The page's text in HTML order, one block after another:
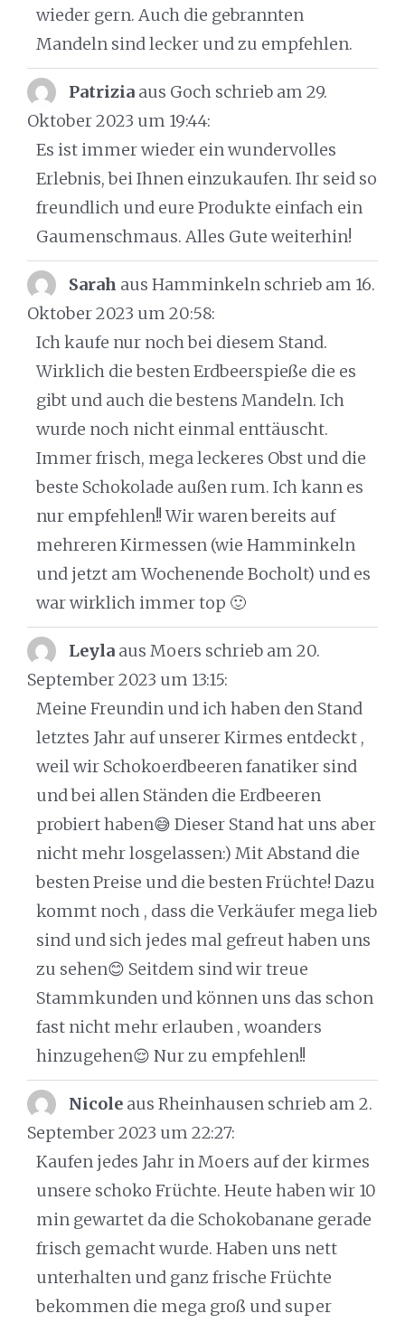
wieder gern. Auch die gebrannten
Mandeln sind lecker und zu empfehlen.
Patrizia aus Goch schrieb am 29.
Oktober 2023 um 19:44:
Es ist immer wieder ein wundervolles
Erlebnis, bei Ihnen einzukaufen. Ihr seid so
freundlich und eure Produkte einfach ein
Gaumenschmaus. Alles Gute weiterhin!
Sarah aus Hamminkeln schrieb am 16.
Oktober 2023 um 20:58:
Ich kaufe nur noch bei diesem Stand.
Wirklich die besten Erdbeerspieße die es
gibt und auch die bestens Mandeln. Ich
wurde noch nicht einmal enttäuscht.
Immer frisch, mega leckeres Obst und die
beste Schokolade außen rum. Ich kann es
nur empfehlen!! Wir waren bereits auf
mehreren Kirmessen (wie Hamminkeln
und jetzt am Wochenende Bocholt) und es
war wirklich immer top 🙂
Leyla aus Moers schrieb am 20.
September 2023 um 13:15:
Meine Freundin und ich haben den Stand
letztes Jahr auf unserer Kirmes entdeckt ,
weil wir Schokoerdbeeren fanatiker sind
und bei allen Ständen die Erdbeeren
probiert haben😅 Dieser Stand hat uns aber
nicht mehr losgelassen:) Mit Abstand die
besten Preise und die besten Früchte! Dazu
kommt noch , dass die Verkäufer mega lieb
sind und sich jedes mal gefreut haben uns
zu sehen😊 Seitdem sind wir treue
Stammkunden und können uns das schon
fast nicht mehr erlauben , woanders
hinzugehen😌 Nur zu empfehlen!!
Nicole aus Rheinhausen schrieb am 2.
September 2023 um 22:27:
Kaufen jedes Jahr in Moers auf der kirmes
unsere schoko Früchte. Heute haben wir 10
min gewartet da die Schokobanane gerade
frisch gemacht wurde. Haben uns nett
unterhalten und ganz frische Früchte
bekommen die mega groß und super